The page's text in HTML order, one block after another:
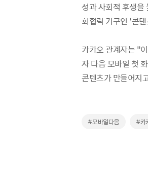
성과 사회적 후생을
회협력 기구인 ‘콘
카카오 관계자는 “
자 다음 모바일 첫
콘텐츠가 만들어지
#모바일다음 #카